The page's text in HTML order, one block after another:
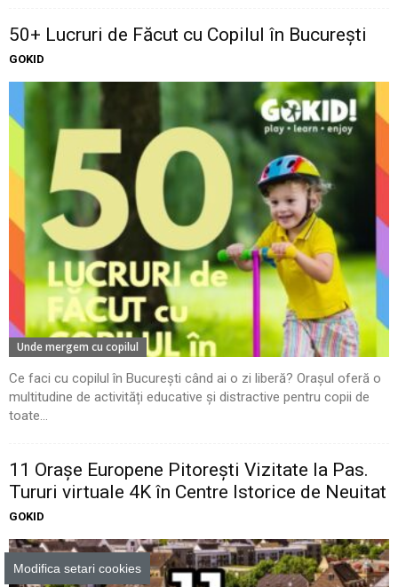
50+ Lucruri de Făcut cu Copilul în București
GOKID
Unde mergem cu copilul
Ce faci cu copilul în București când ai o zi liberă? Orașul oferă o
multitudine de activități educative și distractive pentru copii de
toate...
11 Oraşe Europene Pitoreşti Vizitate la Pas.
Tururi virtuale 4K în Centre Istorice de Neuitat
GOKID
Modifica setari cookies